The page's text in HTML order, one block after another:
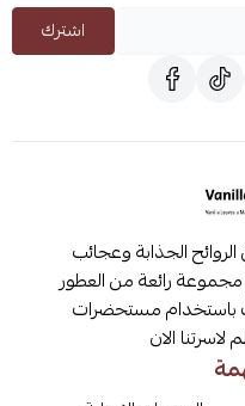
اشترك
الجذابة وعجائب
رائعة من العطور
باستخدام مستحضرات
لاسرتنا الان